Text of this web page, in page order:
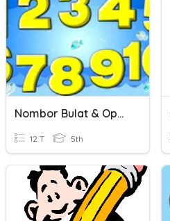
Nombor Bulat & Operasi Asas
12 T 5th